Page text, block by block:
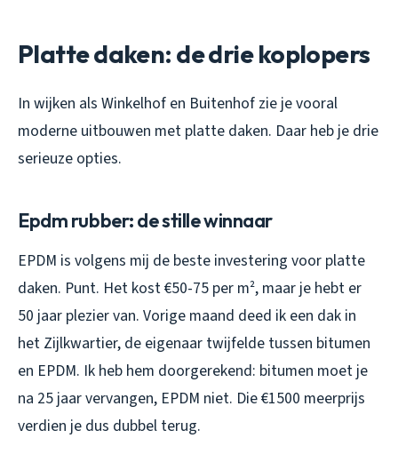
Platte daken: de drie koplopers
In wijken als Winkelhof en Buitenhof zie je vooral
moderne uitbouwen met platte daken. Daar heb je drie
serieuze opties.
Epdm rubber: de stille winnaar
EPDM is volgens mij de beste investering voor platte
daken. Punt. Het kost €50-75 per m², maar je hebt er
50 jaar plezier van. Vorige maand deed ik een dak in
het Zijlkwartier, de eigenaar twijfelde tussen bitumen
en EPDM. Ik heb hem doorgerekend: bitumen moet je
na 25 jaar vervangen, EPDM niet. Die €1500 meerprijs
verdien je dus dubbel terug.